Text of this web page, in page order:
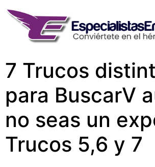
7 Trucos
para BuscarV
no seas un
Trucos 5,6 y 7